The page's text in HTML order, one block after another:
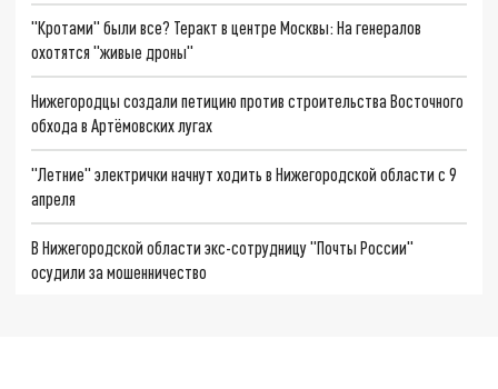
"Кротами" были все? Теракт в центре Москвы: На генералов
охотятся "живые дроны"
Нижегородцы создали петицию против строительства Восточного
обхода в Артёмовских лугах
"Летние" электрички начнут ходить в Нижегородской области с 9
апреля
В Нижегородской области экс-сотрудницу "Почты России"
осудили за мошенничество